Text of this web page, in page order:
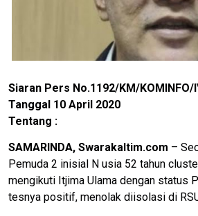
Siaran Pers No.1192/KM/KOMINFO/
Tanggal 10 April 2020
Tentang :
SAMARINDA, Swarakaltim.com –
Pemuda 2 inisial N usia 52 tahun
mengikuti Itjima Ulama dengan status
tesnya positif, menolak diisolasi di